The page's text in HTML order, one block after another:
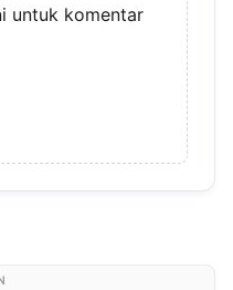
untuk komentar